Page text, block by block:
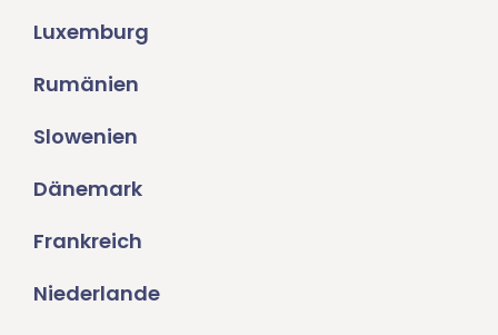
Luxemburg
Rumänien
Slowenien
Dänemark
Frankreich
Niederlande